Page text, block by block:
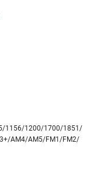
1156/1200/1700/1851­/
AM4/AM5/FM1/FM2/